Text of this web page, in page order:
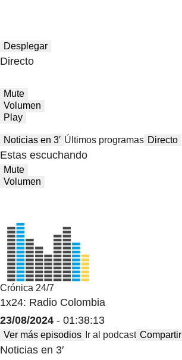
Desplegar
Directo
Mute
Volumen
Play
Noticias en 3′ Últimos programas Directo
Estas escuchando
Mute
Volumen
Crónica 24/7
1x24: Radio Colombia
23/08/2024 - 01:38:13
Ver más episodios Ir al podcast Compartir
Noticias en 3′